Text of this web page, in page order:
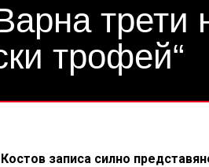
трети
трофей“
записа силно